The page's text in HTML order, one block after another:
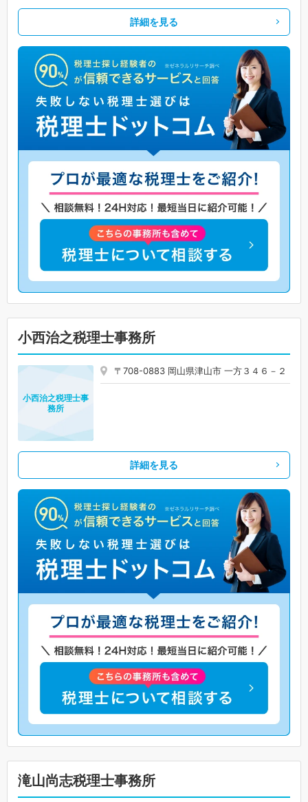
詳細を見る
小西治之税理士事務所
〒708-0883 岡山県津山市 一方３４６－２
小西治之税理士事
務所
詳細を見る
滝山尚志税理士事務所